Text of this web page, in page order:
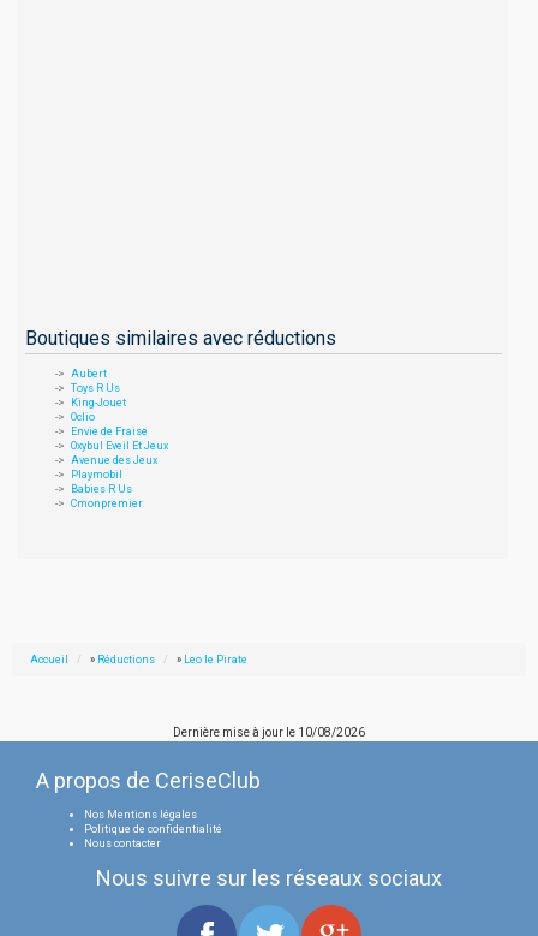
Boutiques similaires avec réductions
Aubert
Toys R Us
King-Jouet
Oclio
Envie de Fraise
Oxybul Eveil Et Jeux
Avenue des Jeux
Playmobil
Babies R Us
Cmonpremier
Accueil » Réductions » Leo le Pirate
Dernière mise à jour le 10/08/2026
A propos de CeriseClub
Nos Mentions légales
Politique de confidentialité
Nous contacter
Nous suivre sur les réseaux sociaux